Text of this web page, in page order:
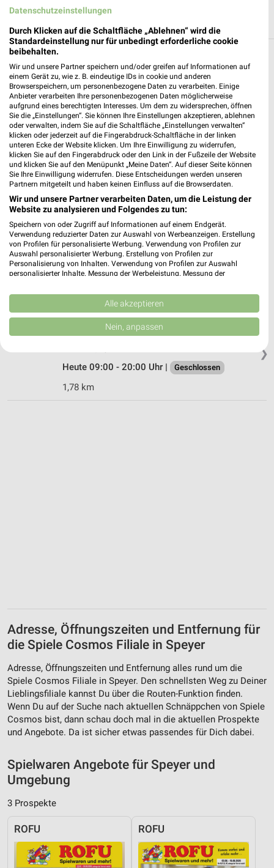
Spielwaren Filialen in der Umgebung
3 Filialen
Ernsting's family Speyer
Postplatz 1
67346 Speyer
Heute 09:00 - 19:00 Uhr |
Geschlossen
0,14 km
Rofu Kinderland Speyer
Auestraße 4a
67346 Speyer
Heute 09:30 - 19:00 Uhr | Geschlossen
❯
Ernsting's family Speyer
Auestraße 1
Heute 09:00 - 20:00 Uhr |
Geschlossen
1,78 km
Adresse, Öffnungszeiten und Entfernung für
die Spiele Cosmos Filiale in Speyer
Adresse, Öffnungszeiten und Entfernung alles rund um die
Spiele Cosmos Filiale in Speyer. Den schnellsten Weg zu Deiner
Lieblingsfiliale kannst Du über die Routen-Funktion finden.
Wenn Du auf der Suche nach aktuellen Schnäppchen von Spiele
Cosmos bist, dann schau doch mal in die aktuellen Prospekte
und Angebote. Da ist sicher etwas passendes für Dich dabei.
Spielwaren Angebote für Speyer und
Umgebung
3 Prospekte
ROFU ROFU
Datenschutzeinstellungen
Durch Klicken auf die Schaltfläche „Ablehnen“ wird die
Standardeinstellung nur für unbedingt erforderliche cookie
beibehalten.
Wir und unsere Partner speichern und/oder greifen auf Informationen auf
einem Gerät zu, wie z. B. eindeutige IDs in cookie und anderen
Browserspeichern, um personenbezogene Daten zu verarbeiten. Einige
Anbieter verarbeiten Ihre personenbezogenen Daten möglicherweise
aufgrund eines berechtigten Interesses. Um dem zu widersprechen, öffnen
Sie die „Einstellungen“. Sie können Ihre Einstellungen akzeptieren, ablehnen
oder verwalten, indem Sie auf die Schaltfläche „Einstellungen verwalten“
klicken oder jederzeit auf die Fingerabdruck-Schaltfläche in der linken
unteren Ecke der Website klicken. Um Ihre Einwilligung zu widerrufen,
klicken Sie auf den Fingerabdruck oder den Link in der Fußzeile der Website
und klicken Sie auf den Menüpunkt „Meine Daten“. Auf dieser Seite können
Sie Ihre Einwilligung widerrufen. Diese Entscheidungen werden unseren
Partnern mitgeteilt und haben keinen Einfluss auf die Browserdaten.
Wir und unsere Partner verarbeiten Daten, um die Leistung der
Website zu analysieren und Folgendes zu tun:
Speichern von oder Zugriff auf Informationen auf einem Endgerät.
Verwendung reduzierter Daten zur Auswahl von Werbeanzeigen. Erstellung
von Profilen für personalisierte Werbung. Verwendung von Profilen zur
Auswahl personalisierter Werbung. Erstellung von Profilen zur
Personalisierung von Inhalten. Verwendung von Profilen zur Auswahl
personalisierter Inhalte. Messung der Werbeleistung. Messung der
Kombinationen von Daten aus verschiedenen Quellen. Entwicklung und
Verbesserung der Angebote. Verwendung reduzierter Daten zur Auswahl
von Inhalten.
Daten können außerhalb der Europäischen Union weitergegeben und in die
Website/App.
Partnerliste anzeigen (1 IAB-Anbieter)
Wir nutzen Ihre Daten für folgende Zwecke:
Messung der Werbeleistung
Analyse von Zielgruppen durch Statistiken oder
Kombinationen von Daten aus verschiedenen
Quellen
Entwicklung und Verbesserung der Angebote
Inhalten
IAB-Besonderheiten:
Verwendung genauer Standortdaten
Geräte anhand von aktiv angeforderten
Informationen identifizieren
Nicht-IAB-Verarbeitungszwecke:
Alle akzeptieren
Nein, anpassen